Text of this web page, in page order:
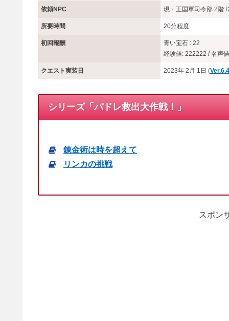
依頼NPC 現・王国軍司令部 2階
所要時間 20分程度
初回報酬
青い宝石 : 22
経験値: 222222 / 名声
クエスト実装日 2023年 2月 1日 (Ver.6.4
シリーズ「パドレ救出大作戦！」
錬金術は時を超えて
リンカの挑戦
スポン